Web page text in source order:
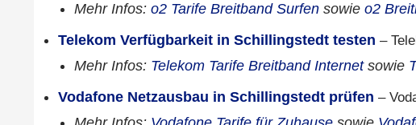
Mehr Infos: o2 Tarife Breitband Surfen sowie o2
Telekom Verfügbarkeit in Schillingstedt testen –
Mehr Infos: Telekom Tarife Breitband Internetsowie
Vodafone Netzausbau in Schillingstedt prüfen –